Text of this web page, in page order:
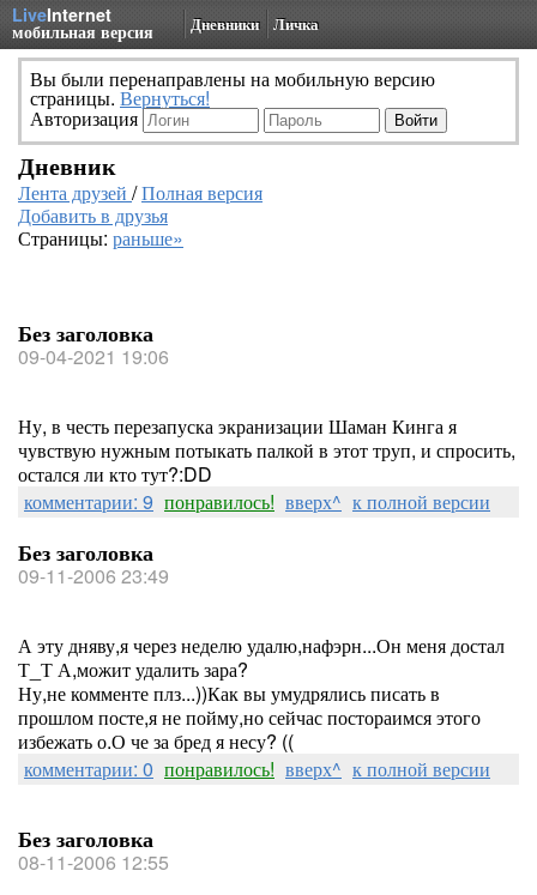
LiveInternet
мобильная версия Дневники Личка
Вы были перенаправлены на мобильную версию
страницы. Вернуться!
Авторизация
Дневник
Лента друзей /Полная версия
Добавить в друзья
Страницы: раньше»
Без заголовка
09-04-2021 19:06
Ну, в честь перезапуска экранизации Шаман Кинга я
чувствую нужным потыкать палкой в этот труп, и спросить,
остался ли кто тут?:DD
комментарии: 9 понравилось! вверх^ к полной версии
Без заголовка
09-11-2006 23:49
А эту дняву,я через неделю удалю,нафэрн...Он меня достал
Т_Т А,можит удалить зара?
Ну,не комменте плз...))Как вы умудрялись писать в
прошлом посте,я не пойму,но сейчас постораимся этого
избежать о.О че за бред я несу? ((
комментарии: 0 понравилось! вверх^ к полной версии
Без заголовка
08-11-2006 12:55